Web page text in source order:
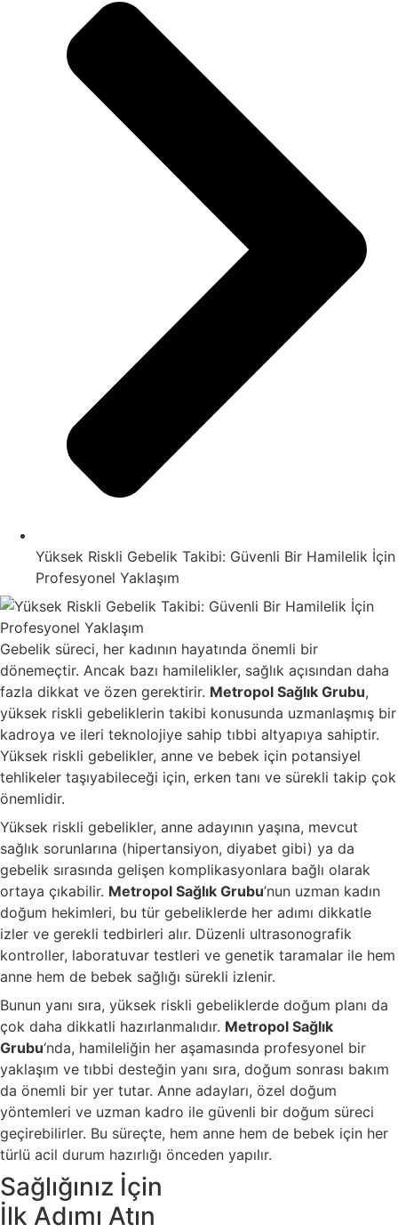
Yüksek Riskli Gebelik Takibi: Güvenli Bir Hamilelik İçin
Profesyonel Yaklaşım
Gebelik süreci, her kadının hayatında önemli bir
dönemeçtir. Ancak bazı hamilelikler, sağlık açısından daha
fazla dikkat ve özen gerektirir. Metropol Sağlık Grubu,
yüksek riskli gebeliklerin takibi konusunda uzmanlaşmış bir
kadroya ve ileri teknolojiye sahip tıbbi altyapıya sahiptir.
Yüksek riskli gebelikler, anne ve bebek için potansiyel
tehlikeler taşıyabileceği için, erken tanı ve sürekli takip çok
önemlidir.
Yüksek riskli gebelikler, anne adayının yaşına, mevcut
sağlık sorunlarına (hipertansiyon, diyabet gibi) ya da
gebelik sırasında gelişen komplikasyonlara bağlı olarak
ortaya çıkabilir. Metropol Sağlık Grubu’nun uzman kadın
doğum hekimleri, bu tür gebeliklerde her adımı dikkatle
izler ve gerekli tedbirleri alır. Düzenli ultrasonografik
kontroller, laboratuvar testleri ve genetik taramalar ile hem
anne hem de bebek sağlığı sürekli izlenir.
Bunun yanı sıra, yüksek riskli gebeliklerde doğum planı da
çok daha dikkatli hazırlanmalıdır. Metropol Sağlık
Grubu‘nda, hamileliğin her aşamasında profesyonel bir
yaklaşım ve tıbbi desteğin yanı sıra, doğum sonrası bakım
da önemli bir yer tutar. Anne adayları, özel doğum
yöntemleri ve uzman kadro ile güvenli bir doğum süreci
geçirebilirler. Bu süreçte, hem anne hem de bebek için her
türlü acil durum hazırlığı önceden yapılır.
Sağlığınız İçin
İlk Adımı Atın